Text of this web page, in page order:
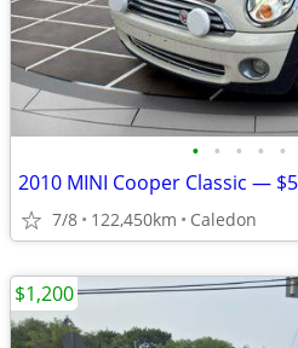
• • • • •
2010 MINI Cooper Classic —
7/8 122,450km Caledon
$1,200